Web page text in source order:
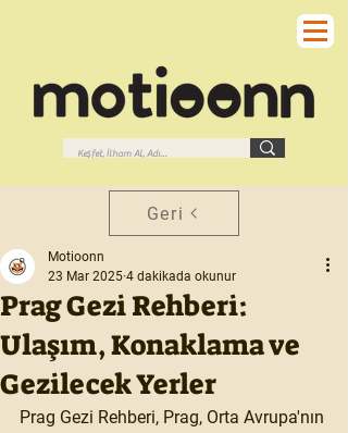
Geri
Prag Gezi Rehberi:
Ulaşım, Konaklama ve
Gezilecek Yerler
Motioonn
23 Mar 2025 4 dakikada okunur
Prag Gezi Rehberi, Prag, Orta Avrupa'nın